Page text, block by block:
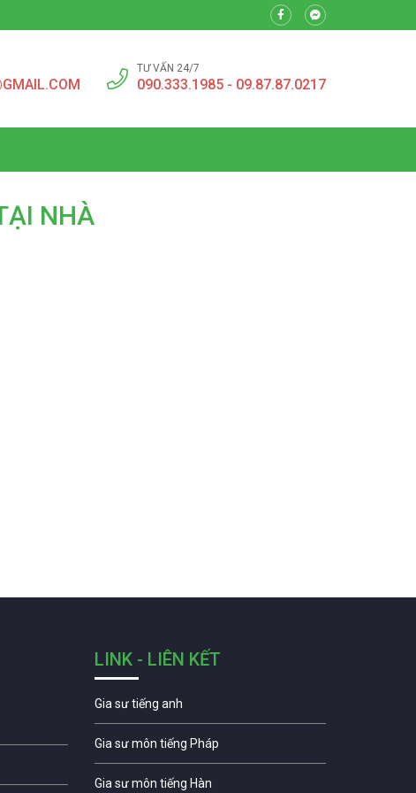
TƯ VẤN 24/7
090.333.1985 - 09.87.87.0217
NHÀ
LINK - LIÊN KẾT
Gia sư tiếng anh
Gia sư môn tiếng Pháp
Gia sư môn tiếng Hàn